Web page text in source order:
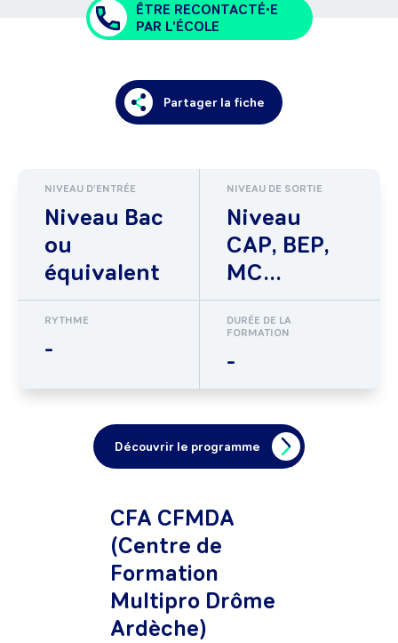
ÊTRE RECONTACTÉ•E
PAR L'ÉCOLE
Partager la fiche
NIVEAU D'ENTRÉE
Niveau Bac
ou
équivalent
NIVEAU DE SORTIE
Niveau
CAP, BEP,
MC...
RYTHME
-
DURÉE DE LA
FORMATION
-
Découvrir le programme
CFA CFMDA
(Centre de
Formation
Multipro Drôme
Ardèche)